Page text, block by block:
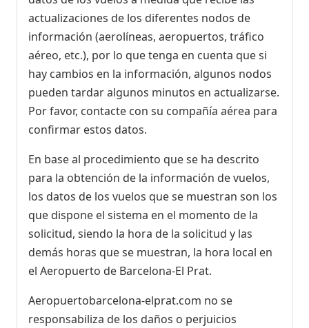
actualizaciones de los diferentes nodos de
información (aerolíneas, aeropuertos, tráfico
aéreo, etc.), por lo que tenga en cuenta que si
hay cambios en la información, algunos nodos
pueden tardar algunos minutos en actualizarse.
Por favor, contacte con su compañía aérea para
confirmar estos datos.
En base al procedimiento que se ha descrito
para la obtención de la información de vuelos,
los datos de los vuelos que se muestran son los
que dispone el sistema en el momento de la
solicitud, siendo la hora de la solicitud y las
demás horas que se muestran, la hora local en
el Aeropuerto de Barcelona-El Prat.
Aeropuertobarcelona-elprat.com no se
responsabiliza de los daños o perjuicios